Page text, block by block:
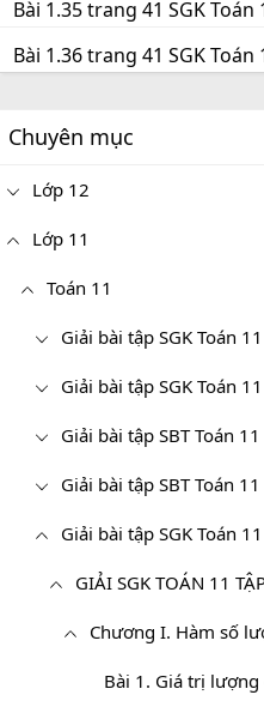
Bài 1.35 trang 41 SGK
Bài 1.36 trang 41 SGK
Chuyên mục
Lớp 12
Lớp 11
Toán 11
Giải bài tập SGK Toán
Giải bài tập SGK Toán
Giải bài tập SBT Toán
Giải bài tập SBT Toán
Giải bài tập SGK Toán
Bài 1. Giá trị